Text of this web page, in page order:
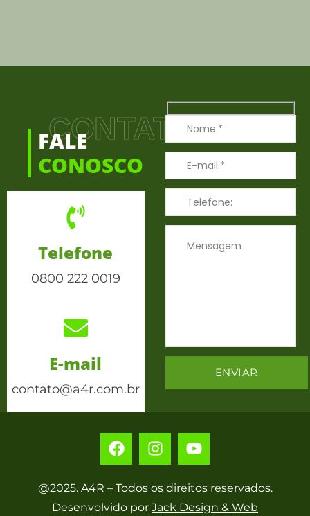
CONTATO
FALE
CONOSCO
Telefone
0800 222 0019
E-mail
contato@a4r.com.br
@2025. A4R – Todos os direitos reservados.
Desenvolvido por Jack Design & Web